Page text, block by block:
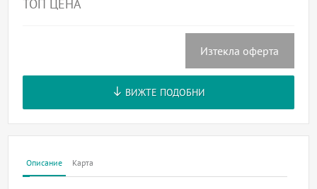
ТОП ЦЕНА
Изтекла оферта
ВИЖТЕ ПОДОБНИ
Описание Карта